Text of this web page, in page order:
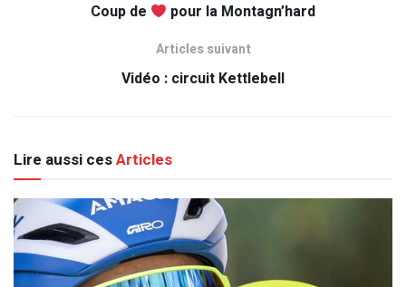
Coup de pour la Montagn’hard
Articles suivant
Vidéo : circuit Kettlebell
Lire aussi cesArticles